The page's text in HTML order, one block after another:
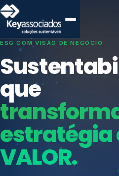
SISTEMAS DE GESTÃO
protege seu
negócio.
Consultoria, auditoria e
ISO 27701, ISO 42001, ISO
14001, ISO 45001, ONA e
Índices de Mercado
Mudanças Climáticas
Reputação e Cadeia
Reporte Regulatório